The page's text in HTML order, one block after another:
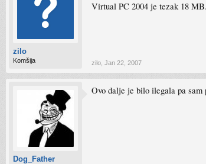
zilo
Komšija
Virtual PC 2004 je tezak 18 MB.
zilo Jan 22, 2007
Dog_Father
Ovo dalje je bilo ilegala pa sam